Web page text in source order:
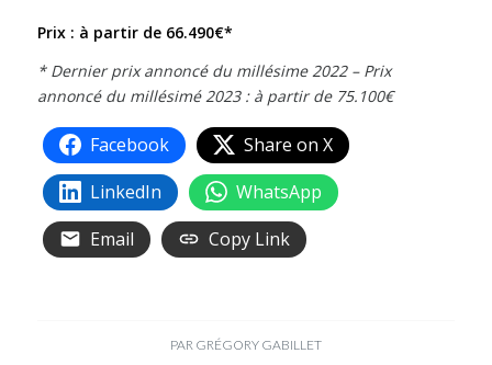
Prix : à partir de 66.490€*
* Dernier prix annoncé du millésime 2022 – Prix
annoncé du millésimé 2023 : à partir de 75.100€
Facebook
Share on X
LinkedIn
WhatsApp
Email
Copy Link
PAR GRÉGORY GABILLET